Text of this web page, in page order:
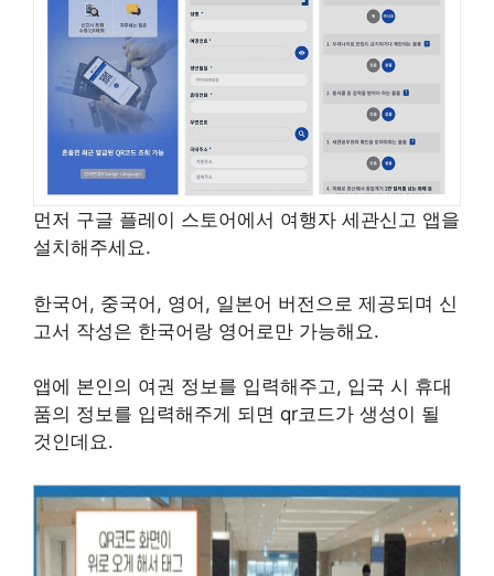
먼저 구글 플레이 스토어에서 여행자 세관신고 앱을
설치해주세요.
한국어, 중국어, 영어, 일본어 버전으로 제공되며 신
고서 작성은 한국어랑 영어로만 가능해요.
앱에 본인의 여권 정보를 입력해주고, 입국 시 휴대
품의 정보를 입력해주게 되면 qr코드가 생성이 될
것인데요.